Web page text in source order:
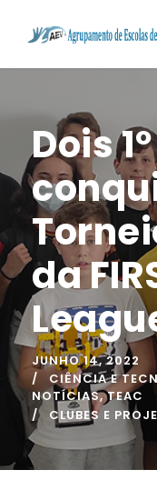
Dois
da
JUNHO 14, 2022
CIÊNCIA E
NOTÍCIAS, TEAC
CLUBES E